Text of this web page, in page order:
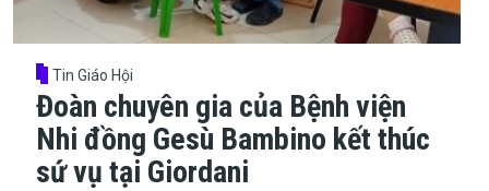
Tin Giáo Hội
Đoàn chuyên gia của Bệnh viện
Nhi đồng Gesù Bambino kết thúc
sứ vụ tại Giordani